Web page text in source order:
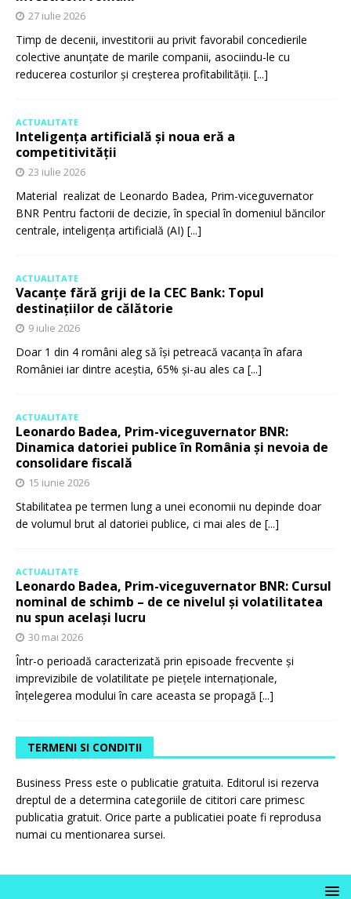
27 iulie 2026
Timp de decenii, investitorii au privit favorabil concedierile
colective anunțate de marile companii, asociindu-le cu
reducerea costurilor și creșterea profitabilității. [...]
ACTUALITATE
Inteligența artificială și noua eră a
competitivității
23 iulie 2026
Material realizat de Leonardo Badea, Prim-viceguvernator
BNR Pentru factorii de decizie, în special în domeniul băncilor
centrale, inteligența artificială (AI) [...]
ACTUALITATE
Vacanțe fără griji de la CEC Bank: Topul
destinațiilor de călătorie
9 iulie 2026
Doar 1 din 4 români aleg să își petreacă vacanța în afara
României iar dintre aceștia, 65% și-au ales ca [...]
ACTUALITATE
Leonardo Badea, Prim-viceguvernator BNR:
Dinamica datoriei publice în România și nevoia de
consolidare fiscală
15 iunie 2026
Stabilitatea pe termen lung a unei economii nu depinde doar
de volumul brut al datoriei publice, ci mai ales de [...]
ACTUALITATE
Leonardo Badea, Prim-viceguvernator BNR: Cursul
nominal de schimb – de ce nivelul și volatilitatea
nu spun același lucru
30 mai 2026
Într-o perioadă caracterizată prin episoade frecvente și
imprevizibile de volatilitate pe piețele internaționale,
înțelegerea modului în care aceasta se propagă [...]
TERMENI SI CONDITII
Business Press este o publicatie gratuita. Editorul isi rezerva
dreptul de a determina categoriile de cititori care primesc
publicatia gratuit. Orice parte a publicatiei poate fi reprodusa
numai cu mentionarea sursei.